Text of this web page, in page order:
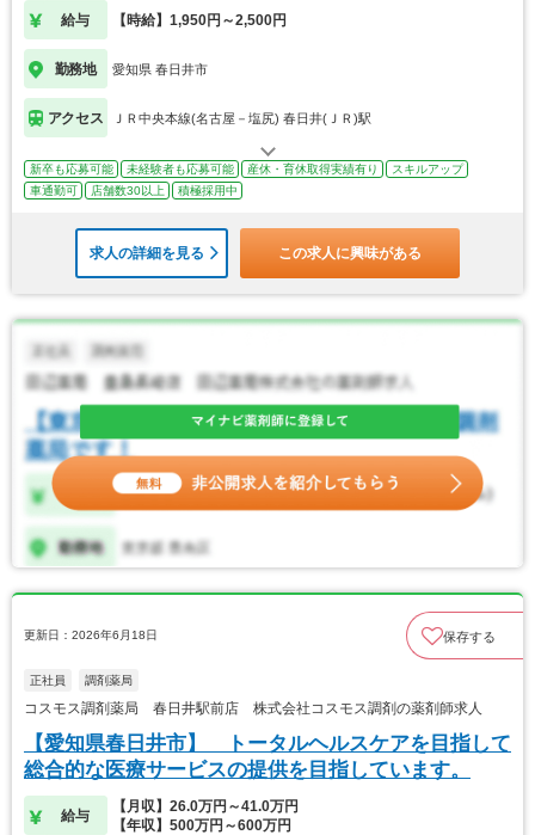
給与 【時給】1,950円～2,500円
勤務地 愛知県 春日井市
アクセス ＪＲ中央本線(名古屋－塩尻) 春日井(ＪＲ)駅
新卒も応募可能 未経験者も応募可能 産休・育休取得実績有り
スキルアップ
車通勤可
店舗数30以上 積極採用中
求人の詳細を見る この求人に興味がある
更新日：2026年6月18日 保存する
正社員 調剤薬局
コスモス調剤薬局 春日井駅前店 株式会社コスモス調剤の薬剤師求人
【愛知県春日井市】 トータルヘルスケアを目指して
総合的な医療サービスの提供を目指しています。
給与
【月収】26.0万円～41.0万円
【年収】500万円～600万円